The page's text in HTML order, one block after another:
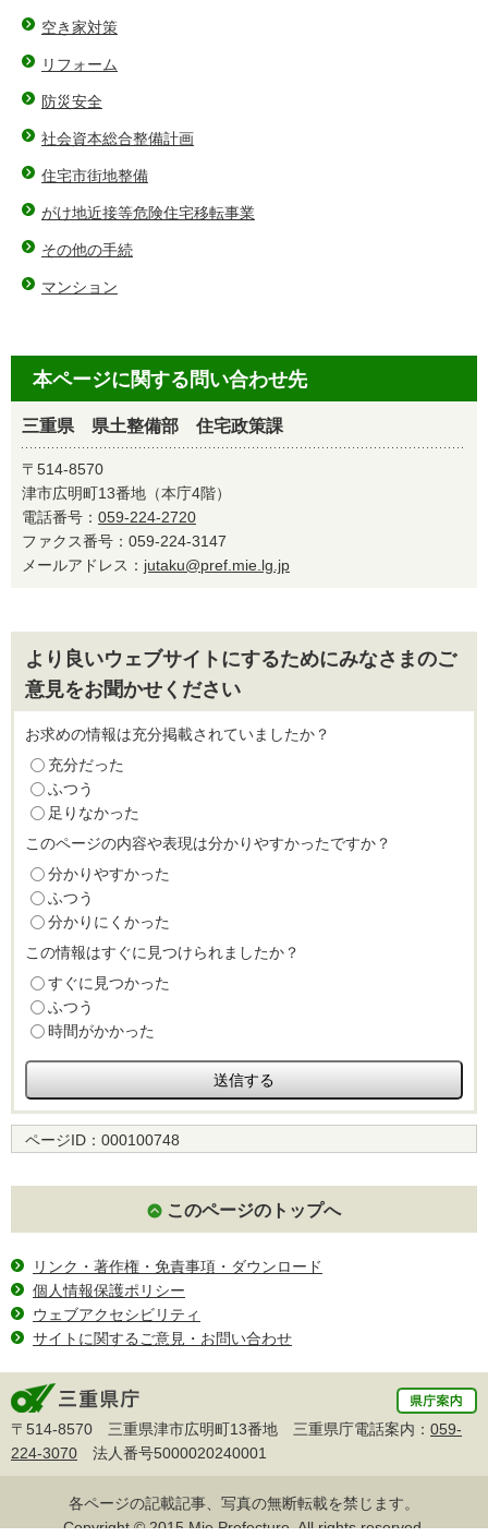
空き家対策
リフォーム
防災安全
社会資本総合整備計画
住宅市街地整備
がけ地近接等危険住宅移転事業
その他の手続
マンション
本ページに関する問い合わせ先
三重県 県土整備部 住宅政策課
〒514-8570
津市広明町13番地（本庁4階）
電話番号： 059-224-2720
ファクス番号：059-224-3147
メールアドレス： jutaku@pref.mie.lg.jp
より良いウェブサイトにするためにみなさまのご
意見をお聞かせください
お求めの情報は充分掲載されていましたか？
充分だった
ふつう
足りなかった
このページの内容や表現は分かりやすかったですか？
分かりやすかった
ふつう
分かりにくかった
この情報はすぐに見つけられましたか？
すぐに見つかった
ふつう
時間がかかった
ページID： 000100748
このページのトップへ
リンク・著作権・免責事項・ダウンロード
個人情報保護ポリシー
ウェブアクセシビリティ
サイトに関するご意見・お問い合わせ
〒514-8570 三重県津市広明町13番地 三重県庁電話案内： 059-
224-3070 法人番号5000020240001
各ページの記載記事、写真の無断転載を禁じます。
Copyright © 2015 Mie Prefecture, All rights reserved.